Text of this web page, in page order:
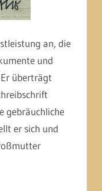
an, die
und
überträgt
gebräuchliche
er sich und